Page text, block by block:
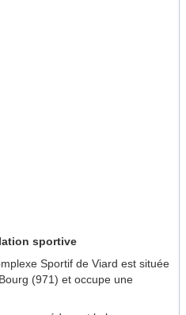
sportive
Sportif de Viard est située
(971) et occupe une